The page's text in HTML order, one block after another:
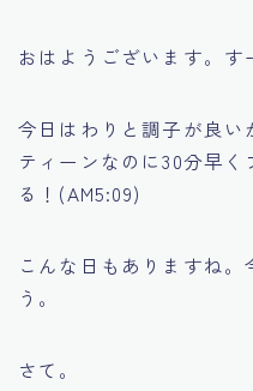
おはようございます。す
今日はわりと調子が良
ティーンなのに30分早
る！(AM5:09)
こんな日もありますね。
う。
さて。